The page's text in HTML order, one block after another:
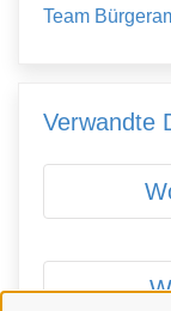
Team
Verwandte